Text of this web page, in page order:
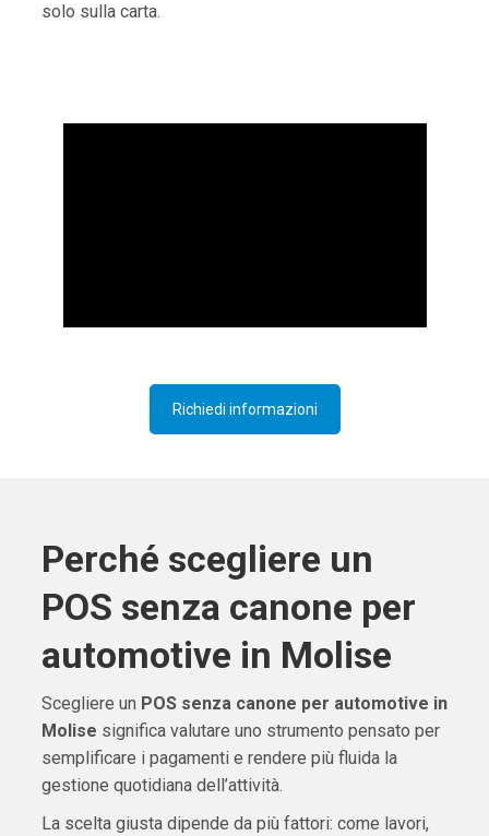
solo sulla carta.
Richiedi informazioni
Perché scegliere un
POS senza canone per
automotive in Molise
Scegliere un POS senza canone per automotive in
Molise significa valutare uno strumento pensato per
semplificare i pagamenti e rendere più fluida la
gestione quotidiana dell’attività.
La scelta giusta dipende da più fattori: come lavori,